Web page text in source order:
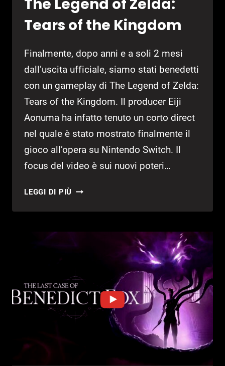
The Legend of Zelda:
Tears of the Kingdom
Finalmente, dopo anni e a soli 2 mesi
dall’uscita ufficiale, siamo stati benedetti
con un gameplay di The Legend of Zelda:
Tears of the Kingdom. Il producer Eiji
Aonuma ha infatto tenuto un corto direct
nel quale è stato mostrato finalmente il
gioco all’opera su Nintendo Switch. Il
focus del video è sui nuovi poteri…
LEGGI DI PIÙ MOSTRATO
TEARS
OF
THE
KINGDOM